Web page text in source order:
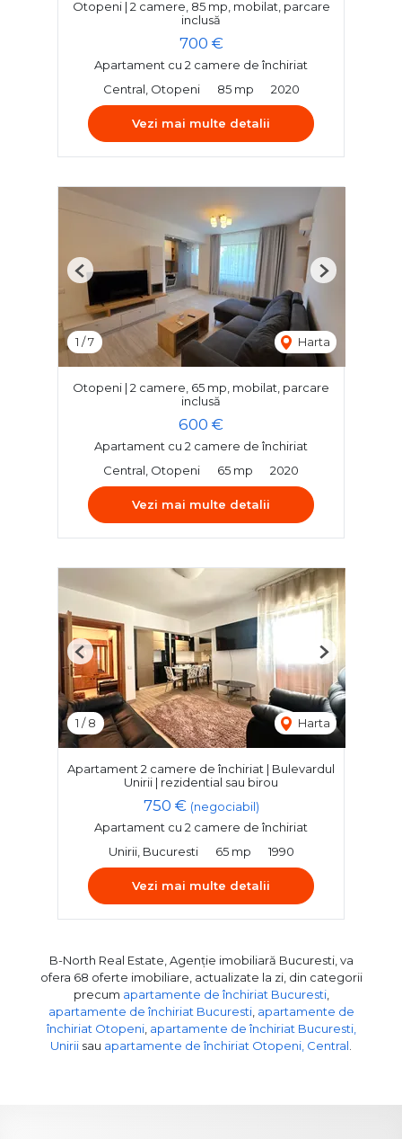
Otopeni | 2 camere, 85 mp, mobilat, parcare
inclusă
700 €
Apartament cu 2 camere de închiriat
Central, Otopeni
85 mp 2020
Vezi mai multe detalii
1 /7 Harta
Previous Next
Otopeni | 2 camere, 65 mp, mobilat, parcare
inclusă
600 €
Apartament cu 2 camere de închiriat
Central, Otopeni
65 mp 2020
Vezi mai multe detalii
1 /8 Harta
Previous Next
Apartament 2 camere de închiriat | Bulevardul
Unirii | rezidential sau birou
750 € (negociabil)
Apartament cu 2 camere de închiriat
Unirii, Bucuresti
65 mp 1990
Vezi mai multe detalii
B-North Real Estate, Agenție imobiliară Bucuresti, va
ofera 68 oferte imobiliare, actualizate la zi, din categorii
precum apartamente de închiriat Bucuresti,
apartamente de închiriat Bucuresti, apartamente de
închiriat Otopeni, apartamente de închiriat Bucuresti,
Unirii sau apartamente de închiriat Otopeni, Central